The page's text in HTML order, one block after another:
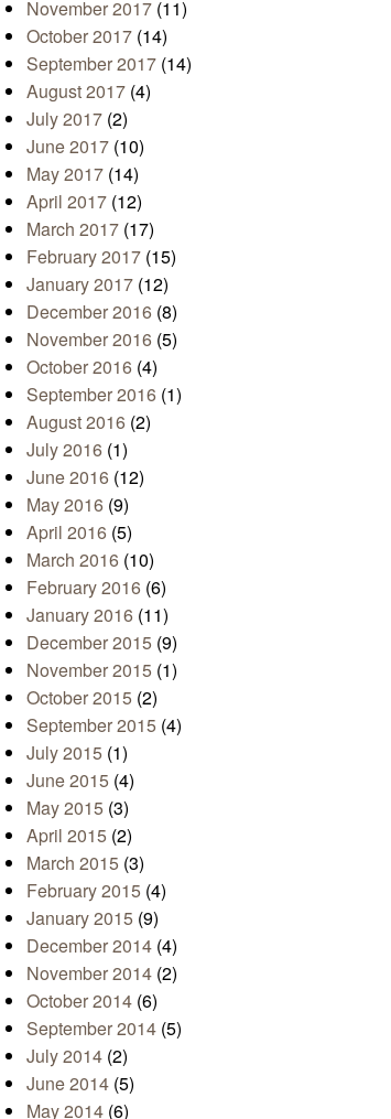
November 2017 (11)
October 2017 (14)
September 2017 (14)
August 2017 (4)
July 2017 (2)
June 2017 (10)
May 2017 (14)
April 2017 (12)
March 2017 (17)
February 2017 (15)
January 2017 (12)
December 2016 (8)
November 2016 (5)
October 2016 (4)
September 2016 (1)
August 2016 (2)
July 2016 (1)
June 2016 (12)
May 2016 (9)
April 2016 (5)
March 2016 (10)
February 2016 (6)
January 2016 (11)
December 2015 (9)
November 2015 (1)
October 2015 (2)
September 2015 (4)
July 2015 (1)
June 2015 (4)
May 2015 (3)
April 2015 (2)
March 2015 (3)
February 2015 (4)
January 2015 (9)
December 2014 (4)
November 2014 (2)
October 2014 (6)
September 2014 (5)
July 2014 (2)
June 2014 (5)
May 2014 (6)